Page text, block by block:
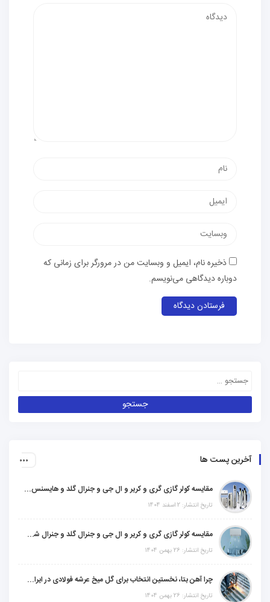
ذخیره نام، ایمیل و وبسایت من در مرورگر برای زمانی که
دوباره دیدگاهی می‌نویسم.
آخرین پست ها
مقایسه کولر گازی گری و کریر و ال جی و جنرال گلد و هایسنس و مدیا و اجنرال
تاریخ انتشار: 2 اسفند 1404
مقایسه کولر گازی گری و کریر و ال جی و جنرال گلد و جنرال شکار و سامسونگ و یونیوا
تاریخ انتشار: 26 بهمن 1404
چرا آهن بتا، نخستین انتخاب برای گل میخ عرشه فولادی در ایران است؟
تاریخ انتشار: 26 بهمن 1404